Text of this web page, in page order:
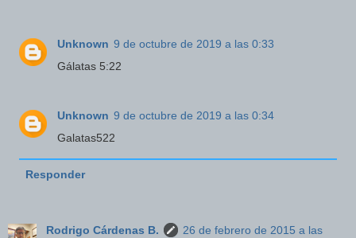
Unknown 9 de octubre de 2019 a las 0:33
Gálatas 5:22
Unknown 9 de octubre de 2019 a las 0:34
Galatas522
Responder
Rodrigo Cárdenas B.
26 de febrero de 2015 a las